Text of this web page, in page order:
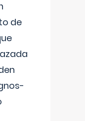
de